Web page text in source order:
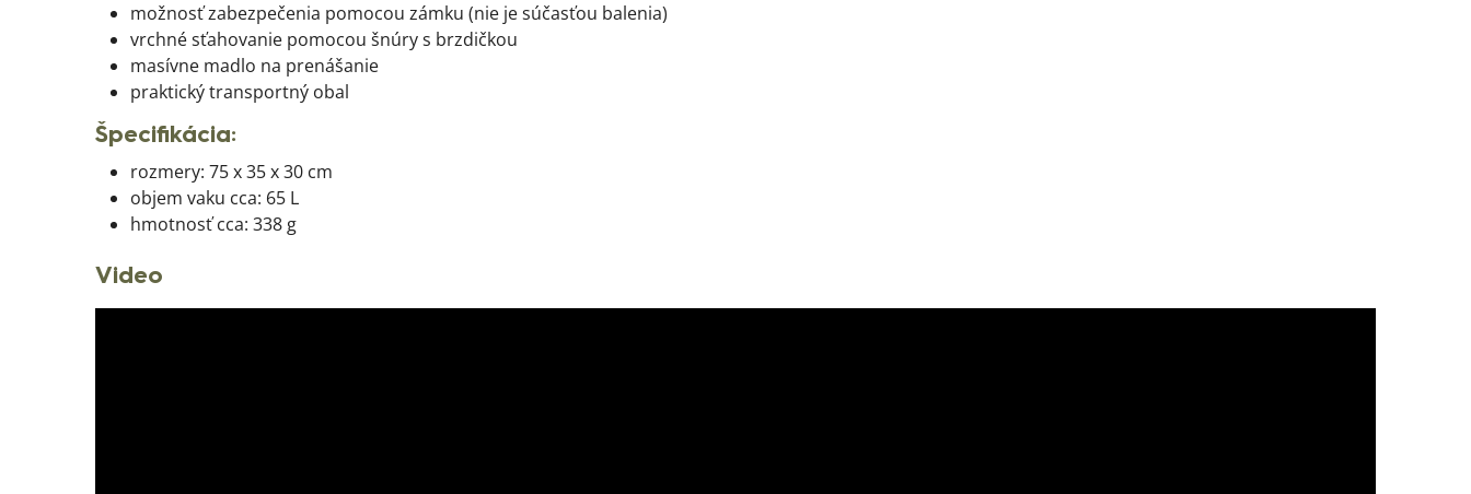
možnosť zabezpečenia pomocou zámku (nie je súčasťou balenia)
vrchné sťahovanie pomocou šnúry s brzdičkou
masívne madlo na prenášanie
praktický transportný obal
Špecifikácia:
rozmery: 75 x 35 x 30 cm
objem vaku cca: 65 L
hmotnosť cca: 338 g
Video